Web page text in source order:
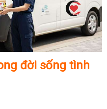
đời sống tình